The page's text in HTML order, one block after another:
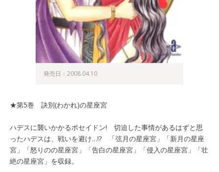
発売日：2008.04.10
★第5巻 訣別(わかれ)の星座宮
ハデスに襲いかかるポセイドン! 切迫した事情があるはずと思
ったハデスは、戦いを避け…!? 「弦月の星座宮」「新月の星座
宮」「怒りのの星座宮」「告白の星座宮」「侵入の星座宮」「壮
絶の星座宮」を収録。